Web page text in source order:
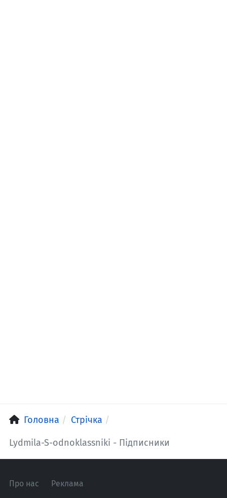
Головна Стрічка
Lydmila-S-odnoklassniki - Підписники
Про нас Реклама